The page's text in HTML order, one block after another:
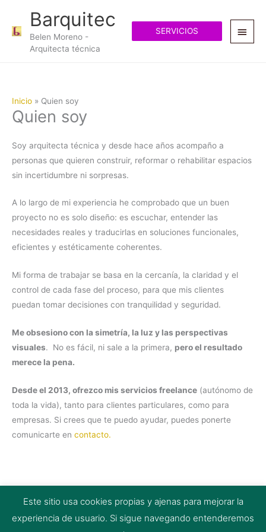
contenido
Barquitec
Belen Moreno -
Arquitecta técnica
SERVICIOS
Inicio Quien soy
Quien soy
Soy arquitecta técnica y desde hace años acompaño a
personas que quieren construir, reformar o rehabilitar espacios
sin incertidumbre ni sorpresas.
A lo largo de mi experiencia he comprobado que un buen
proyecto no es solo diseño: es escuchar, entender las
necesidades reales y traducirlas en soluciones funcionales,
eficientes y estéticamente coherentes.
Mi forma de trabajar se basa en la cercanía, la claridad y el
control de cada fase del proceso, para que mis clientes
puedan tomar decisiones con tranquilidad y seguridad.
Me obsesiono con la simetría, la luz y las perspectivas
visuales. No es fácil, ni sale a la primera, pero el resultado
merece la pena.
Desde el 2013, ofrezco mis servicios freelance (autónomo de
toda la vida), tanto para clientes particulares, como para
empresas. Si crees que te puedo ayudar, puedes ponerte
comunicarte en contacto.
Mapa del sitio
Este sitio usa cookies propias y ajenas para mejorar la
experiencia de usuario. Si sigue navegando entenderemos